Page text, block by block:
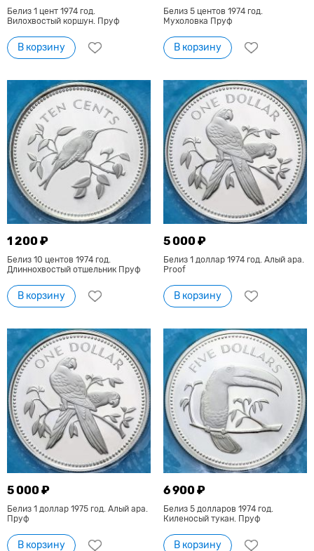
Белиз 1 цент 1974 год.
Вилохвостый коршун. Пруф
В корзину
Белиз 5 центов 1974 год.
Мухоловка Пруф
В корзину
1 200 ₽
Белиз 10 центов 1974 год.
Длиннохвостый отшельник Пруф
В корзину
5 000 ₽
Белиз 1 доллар 1974 год. Алый ара.
Proof
В корзину
5 000 ₽
Белиз 1 доллар 1975 год. Алый ара.
Пруф
В корзину
6 900 ₽
Белиз 5 долларов 1974 год.
Киленосый тукан. Пруф
В корзину